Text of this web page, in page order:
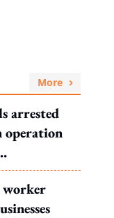
More
arrested
operation
worker